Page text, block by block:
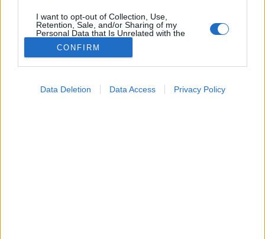
I want to opt-out of Collection, Use,
Retention, Sale, and/or Sharing of my
Personal Data that Is Unrelated with the
Purposes for which it was collected.
Opted Out
CONFIRM
Data Deletion Data Access Privacy Policy